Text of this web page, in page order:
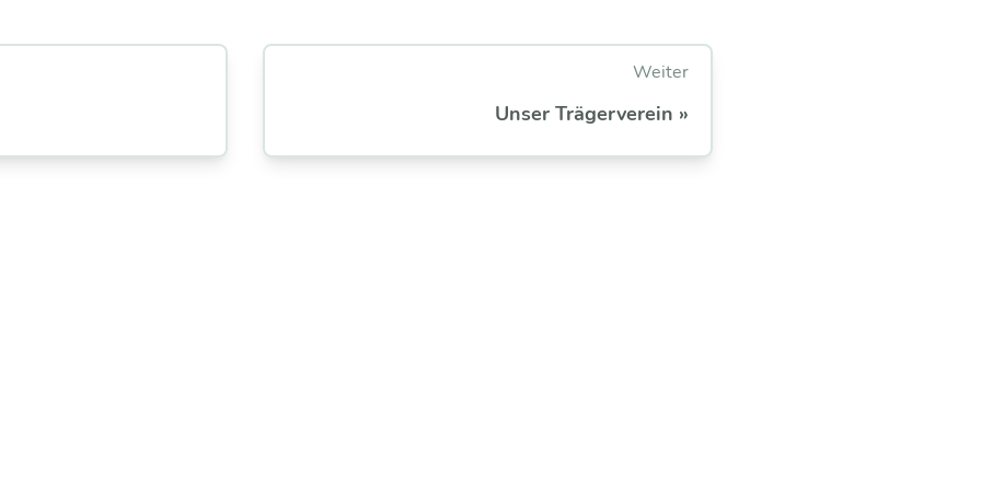
Weiter
Unser Trägerverein »